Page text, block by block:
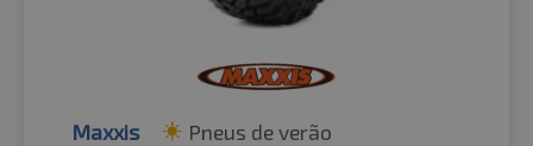
Maxxis Pneus de verão